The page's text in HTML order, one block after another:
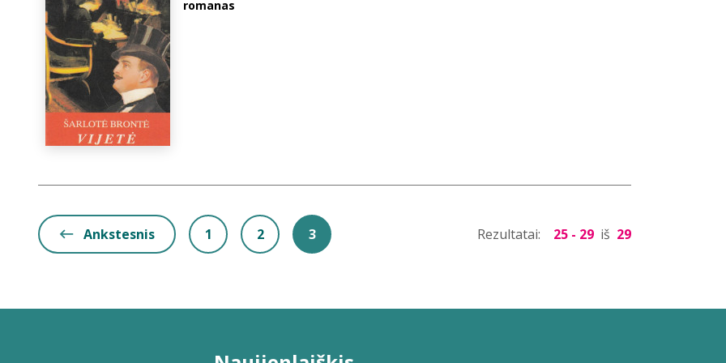
romanas
Ankstesnis 1 2 3 Rezultatai: 25 - 29 iš 29